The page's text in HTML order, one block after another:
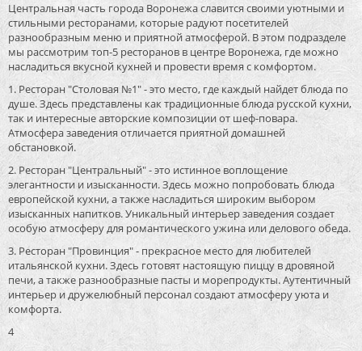
Центральная часть города Воронежа славится своими уютными и
стильными ресторанами, которые радуют посетителей
разнообразным меню и приятной атмосферой. В этом подразделе
мы рассмотрим топ-5 ресторанов в центре Воронежа, где можно
насладиться вкусной кухней и провести время с комфортом.
1. Ресторан "Столовая №1" - это место, где каждый найдет блюда по
душе. Здесь представлены как традиционные блюда русской кухни,
так и интересные авторские композиции от шеф-повара.
Атмосфера заведения отличается приятной домашней
обстановкой.
2. Ресторан "Центральный" - это истинное воплощение
элегантности и изысканности. Здесь можно попробовать блюда
европейской кухни, а также насладиться широким выбором
изысканных напитков. Уникальный интерьер заведения создает
особую атмосферу для романтического ужина или делового обеда.
3. Ресторан "Провинция" - прекрасное место для любителей
итальянской кухни. Здесь готовят настоящую пиццу в дровяной
печи, а также разнообразные пасты и морепродукты. Аутентичный
интерьер и дружелюбный персонал создают атмосферу уюта и
комфорта.
4